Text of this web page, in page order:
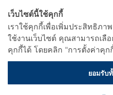
เว็บไซต์นี้ใช้คุกกี้
เราใช้คุกกี้เพื่อเพิ่มประสิทธิภ
ใช้งานเว็บไซต์ คุณสามารถเลื
คุกกี้ได้ โดยคลิก "การตั้งค่าคุก
ยอมรับ